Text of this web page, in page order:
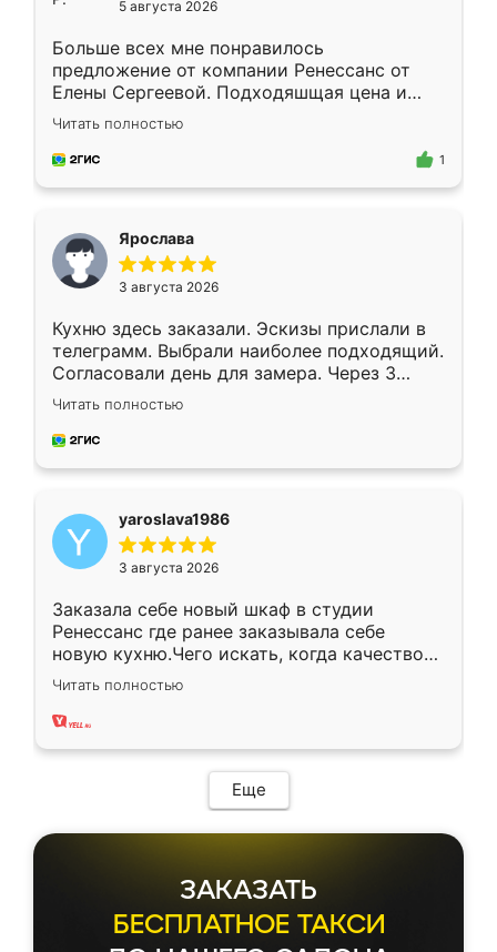
5 августа 2026
Больше всех мне понравилось
предложение от компании Ренессанс от
Елены Сергеевой. Подходяшщая цена и
короткие сроки изготовления. Приехавший
для замера сотрудник Владислав
предложил по моему эскизу самый
Читать полностью
1
Ярослава
3 августа 2026
Кухню здесь заказали. Эскизы прислали в
телеграмм. Выбрали наиболее подходящий.
Согласовали день для замера. Через 3
недели кухня была уже готова. Остались
довольны работой. Спасибо Ренессанс
мебель за качественную работу!
Читать полностью
yaroslava1986
3 августа 2026
Заказала себе новый шкаф в студии
Ренессанс где ранее заказывала себе
новую кухню.Чего искать, когда качеством
вполне довольна. Служит кухня уже почти
два года, нареканий нет.
Читать полностью
Еще
ЗАКАЗАТЬ
БЕСПЛАТНОЕ ТАКСИ